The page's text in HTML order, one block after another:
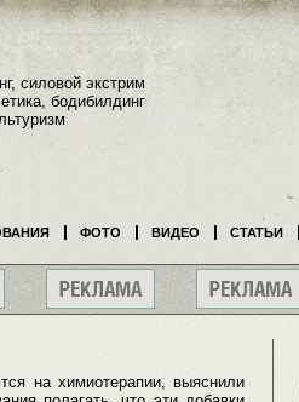
на химиотерапии, выяснили
силовой экстрим
бодибилдинг
ФОТО ВИДЕО СТАТЬИ